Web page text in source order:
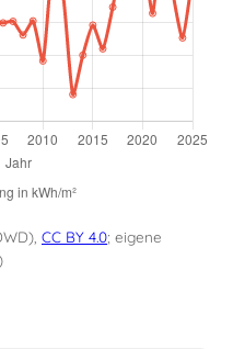
CC BY 4.0; eigene